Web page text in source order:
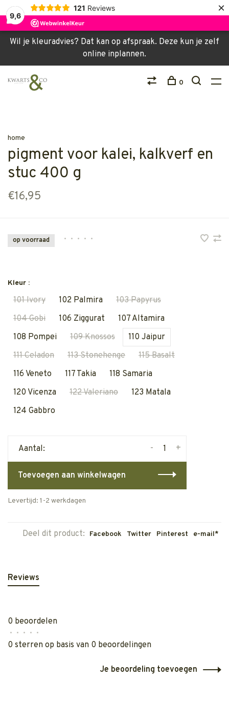
9,6
121 Reviews ×
Wil je kleuradvies? Dat kan op afspraak. Deze kun je zelf
online inplannen.
0
home
pigment voor kalei, kalkverf en
stuc 400 g
€16,95
op voorraad • • • • •
Kleur :
101 Ivory 102 Palmira
103 Papyrus
104 Gobi
106 Ziggurat
107 Altamira
108 Pompei
109 Knossos
110 Jaipur
111 Celadon
113 Stonehenge
115 Basalt
116 Veneto
117 Takia
118 Samaria
120 Vicenza
122 Valeriano
123 Matala
124 Gabbro
Aantal: +
-
Toevoegen aan winkelwagen
Levertijd: 1-2 werkdagen
Deel dit product: Facebook Twitter Pinterest e-mail*
Reviews
0 beoordelen
• • • • •
0 sterren op basis van 0 beoordelingen
Je beoordeling toevoegen